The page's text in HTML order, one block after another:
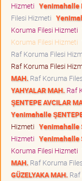
Hizmeti Yenimahalle
Filesi Hizmeti
Koruma Filesi Hizmeti
Koruma Filesi Hizmeti
Raf Koruma Filesi
Raf Koruma Filesi
MAH. Raf Koruma
YAHYALAR MAH. Raf
ŞENTEPE AVCILAR
Yenimahalle
Hizmeti Yenimahalle
Hizmeti Yenimahalle
Koruma Filesi Hizmeti
MAH. Raf Koruma
GÜZELYAKA MAH.